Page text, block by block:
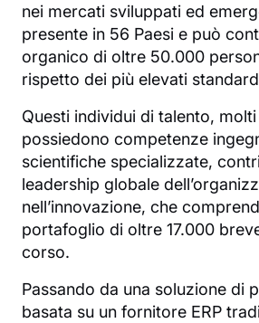
nei mercati sviluppati ed
presente in 56 Paesi e può
organico di oltre 50.000
rispetto dei più elevati
Questi individui di talento,
possiedono competenze
scientifiche specializzate,
leadership globale
nell’innovazione, che
portafoglio di oltre 17.000
corso.
Passando da una soluzione di
basata su un fornitore ERP